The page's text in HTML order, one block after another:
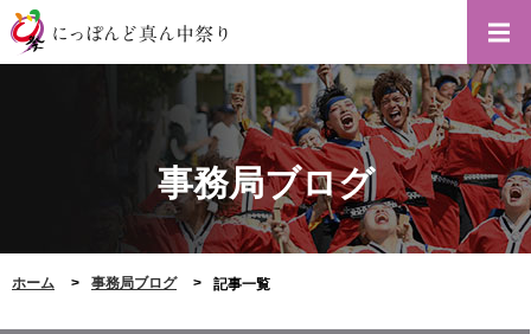
事務局ブログ
ホーム 事務局ブログ 記事一覧